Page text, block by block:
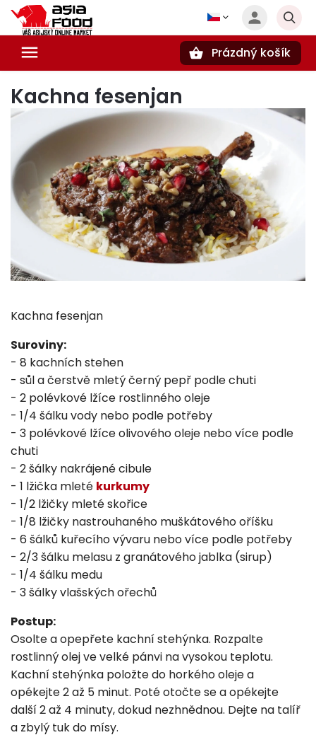
Prázdný košík
Kachna fesenjan
Kachna fesenjan
Suroviny:
- 8 kachních stehen
- sůl a čerstvě mletý černý pepř podle chuti
- 2 polévkové lžíce rostlinného oleje
- 1/4 šálku vody nebo podle potřeby
- 3 polévkové lžíce olivového oleje nebo více podle
chuti
- 2 šálky nakrájené cibule
- 1 lžička mleté kurkumy
- 1/2 lžičky mleté skořice
- 1/8 lžičky nastrouhaného muškátového oříšku
- 6 šálků kuřecího vývaru nebo více podle potřeby
- 2/3 šálku melasu z granátového jablka (sirup)
- 1/4 šálku medu
- 3 šálky vlašských ořechů
Postup:
Osolte a opepřete kachní stehýnka. Rozpalte
rostlinný olej ve velké pánvi na vysokou teplotu.
Kachní stehýnka položte do horkého oleje a
opékejte 2 až 5 minut. Poté otočte se a opékejte
další 2 až 4 minuty, dokud nezhnědnou. Dejte na talíř
a zbylý tuk do mísy.